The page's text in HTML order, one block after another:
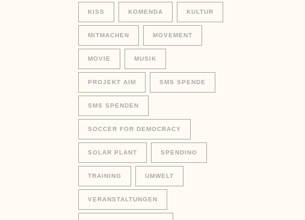
KISS KOMENDA KULTUR
MITMACHEN MOVEMENT
MOVIE MUSIK
PROJEKT AIM SMS SPENDE
SMS SPENDEN
SOCCER FOR DEMOCRACY
SOLAR PLANT SPENDINO
TRAINING UMWELT
VERANSTALTUNGEN